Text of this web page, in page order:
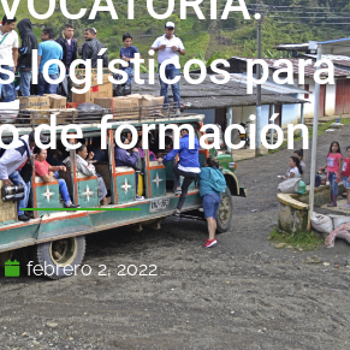
logísticos para
de formación
febrero 2, 2022